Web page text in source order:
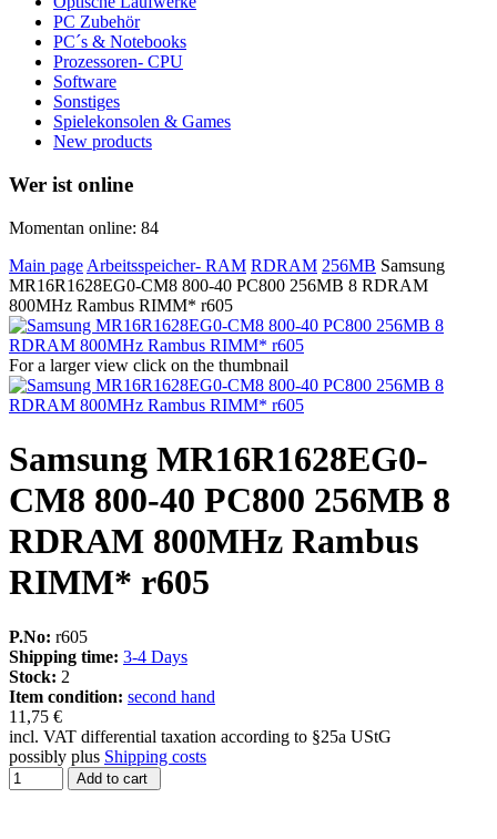
PC Zubehör
PC´s & Notebooks
Prozessoren- CPU
Software
Sonstiges
Spielekonsolen & Games
New products
Wer ist online
Momentan online: 84
Main page Arbeitsspeicher- RAM RDRAM 256MB Samsung
MR16R1628EG0-CM8 800-40 PC800 256MB 8 RDRAM
800MHz Rambus RIMM* r605
For a larger view click on the thumbnail
Samsung MR16R1628EG0-
CM8 800-40 PC800 256MB 8
RDRAM 800MHz Rambus
RIMM* r605
P.No: r605
Shipping time: 3-4 Days
Stock: 2
Item condition: second hand
11,75 €
incl. VAT differential taxation according to §25a UStG
possibly plus Shipping costs
Add to cart